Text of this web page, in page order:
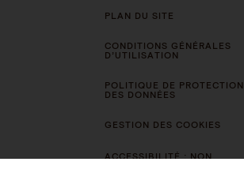
PLAN DU SITE
CONDITIONS GÉNÉRALES
D’UTILISATION
POLITIQUE DE PROTECTION
DES DONNÉES
GESTION DES COOKIES
ACCESSIBILITÉ : NON